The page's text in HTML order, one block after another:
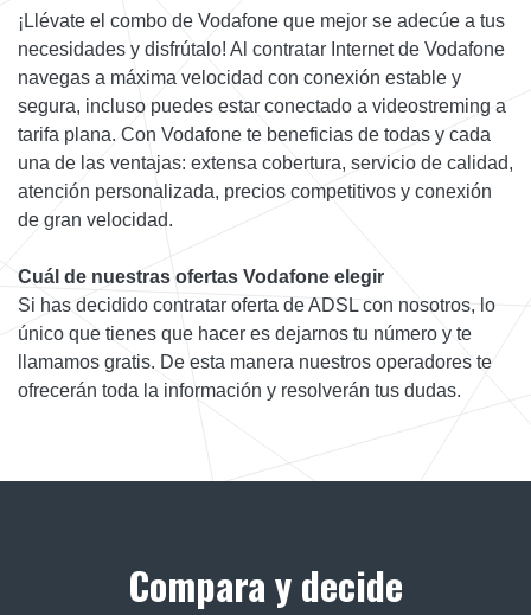
¡Llévate el combo de Vodafone que mejor se adecúe a tus
necesidades y disfrútalo! Al contratar Internet de Vodafone
navegas a máxima velocidad con conexión estable y
segura, incluso puedes estar conectado a videostreming a
tarifa plana. Con Vodafone te beneficias de todas y cada
una de las ventajas: extensa cobertura, servicio de calidad,
atención personalizada, precios competitivos y conexión
de gran velocidad.
Cuál de nuestras ofertas Vodafone elegir
Si has decidido contratar oferta de ADSL con nosotros, lo
único que tienes que hacer es dejarnos tu número y te
llamamos gratis. De esta manera nuestros operadores te
ofrecerán toda la información y resolverán tus dudas.
Compara y decide